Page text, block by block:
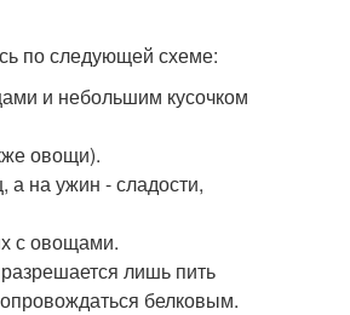
по следующей схеме:
и небольшим кусочком
овощи).
на ужин - сладости,
с овощами.
лишь пить
белковым.